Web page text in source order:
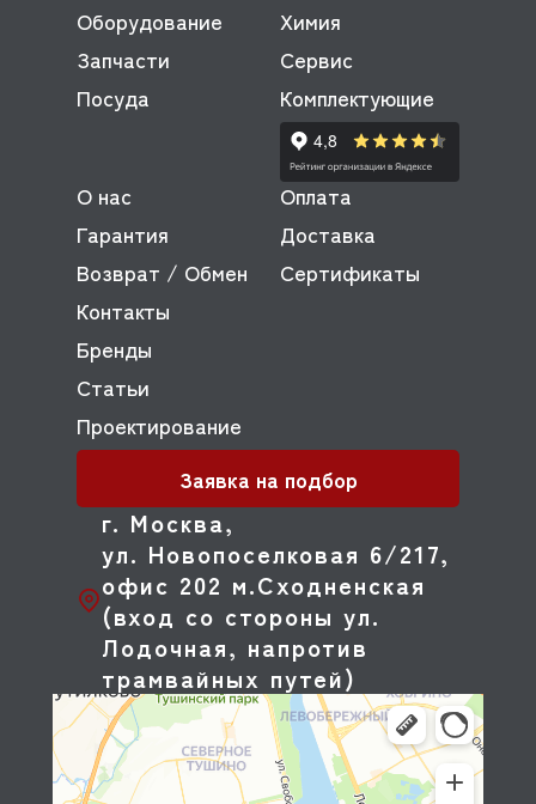
г. Москва,
ул. Новопоселковая 6/217,
офис 202 м.Сходненская
(вход со стороны ул.
Лодочная, напротив
трамвайных путей)
Оборудование
Запчасти
Посуда
Химия
Сервис
Комплектующие
О нас
Оплата
Гарантия
Доставка
Возврат / Обмен
Сертификаты
Контакты
Бренды
Статьи
Проектирование
Заявка на подбор